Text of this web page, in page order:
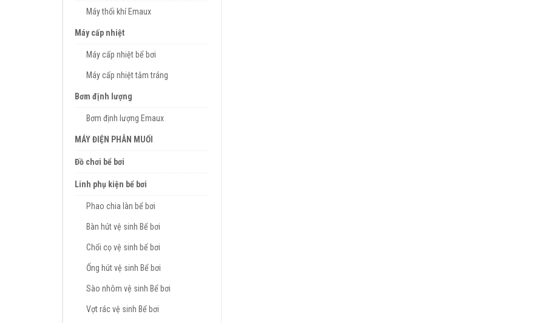
Máy thổi khí Emaux
Máy cấp nhiệt
Máy cấp nhiệt bể bơi
Máy cấp nhiệt tắm tráng
Bơm định lượng
Bơm định lượng Emaux
MÁY ĐIỆN PHÂN MUỐI
Đồ chơi bể bơi
Linh phụ kiện bể bơi
Phao chia làn bể bơi
Bàn hút vệ sinh Bể bơi
Chổi cọ vệ sinh bể bơi
Ống hút vệ sinh Bể bơi
Sào nhôm vệ sinh Bể bơi
Vợt rác vệ sinh Bể bơi